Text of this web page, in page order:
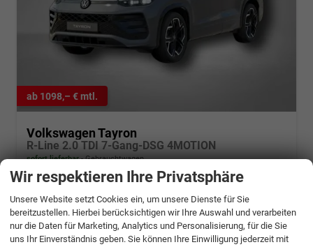
ab 1098,– € mtl.
Volkswagen Tayron
R-Line 2.0 TDI 7-Gang-DSG 4MOTION
sofort lieferbar Gebrauchtwagen
1295552
Automatik
Kraftstoff Diesel Außenfarbe Delfingrau Metallic
Leistung
142 kW (193 PS) Kilometerstand
9.950 km
16.10.2025
Wir respektieren Ihre Privatsphäre
Unsere Website setzt Cookies ein, um unsere Dienste für Sie
bereitzustellen. Hierbei berücksichtigen wir Ihre Auswahl und verarbeiten
nur die Daten für Marketing, Analytics und Personalisierung, für die Sie
uns Ihr Einverständnis geben. Sie können Ihre Einwilligung jederzeit mit